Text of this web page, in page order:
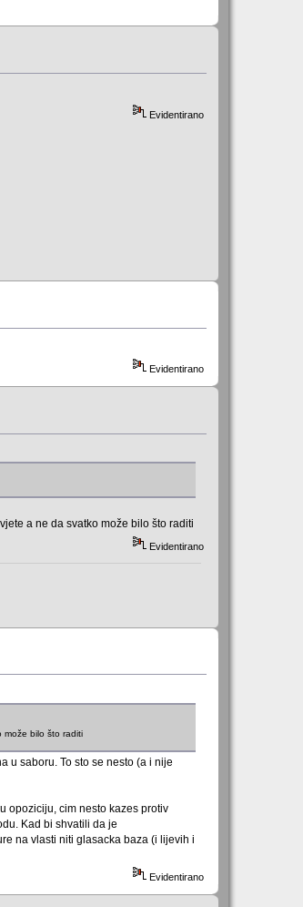
Evidentirano
Evidentirano
a ne da svatko može bilo što raditi
Evidentirano
može bilo što raditi
u saboru. To sto se nesto (a i nije
opoziciju, cim nesto kazes protiv
Kad bi shvatili da je
na vlasti niti glasacka baza (i lijevih i
Evidentirano